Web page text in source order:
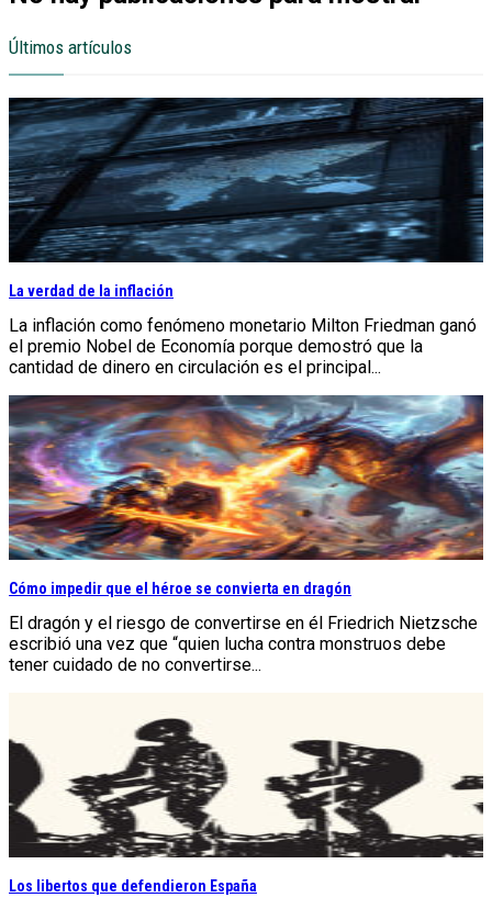
Últimos artículos
La verdad de la inflación
La inflación como fenómeno monetario Milton Friedman ganó
el premio Nobel de Economía porque demostró que la
cantidad de dinero en circulación es el principal...
Cómo impedir que el héroe se convierta en dragón
El dragón y el riesgo de convertirse en él Friedrich Nietzsche
escribió una vez que “quien lucha contra monstruos debe
tener cuidado de no convertirse...
Los libertos que defendieron España